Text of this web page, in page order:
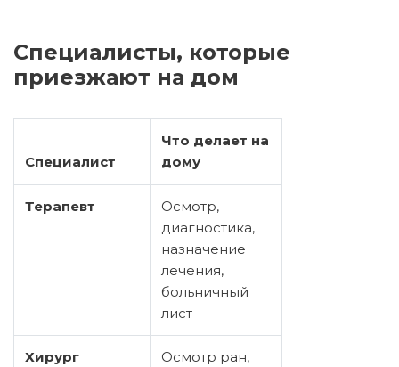
Специалисты, которые
приезжают на дом
Специалист
Что делает на
дому
Терапевт
Осмотр,
диагностика,
назначение
лечения,
больничный
лист
Хирург
Осмотр ран,